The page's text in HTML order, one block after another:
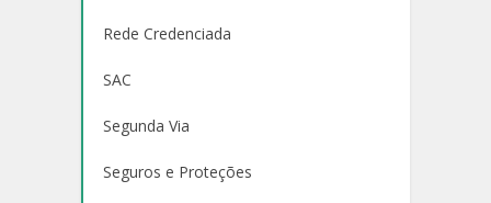
Rede Credenciada
SAC
Segunda Via
Seguros e Proteções